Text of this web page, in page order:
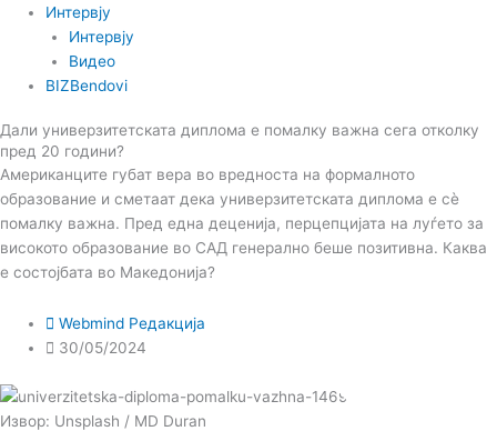
Интервју
Интервју
Видео
BIZBendovi
Дали универзитетската диплома е помалку важна сега отколку
пред 20 години?
Американците губат вера во вредноста на формалното
образование и сметаат дека универзитетската диплома е сè
помалку важна. Пред една деценија, перцепцијата на луѓето за
високото образование во САД генерално беше позитивна. Каква
е состојбата во Македонија?
Webmind Редакција
30/05/2024
Извор: Unsplash / MD Duran